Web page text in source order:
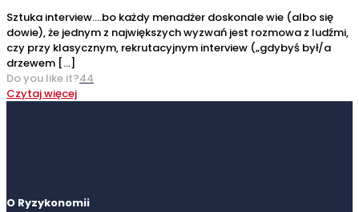
Sztuka interview….bo każdy menadżer doskonale wie (albo się
dowie), że jednym z największych wyzwań jest rozmowa z ludźmi,
czy przy klasycznym, rekrutacyjnym interview („gdybyś był/a
drzewem […]
Do you like it?44
Czytaj więcej
O Ryzykonomii